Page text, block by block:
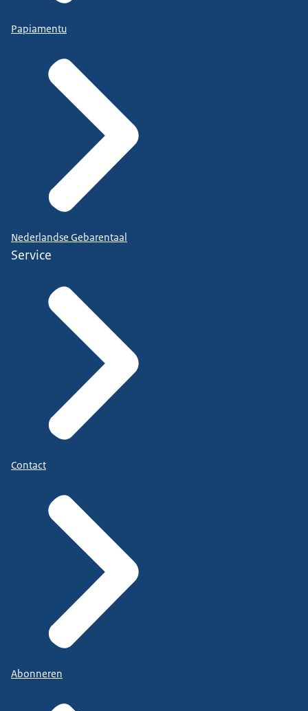
Papiamentu
Nederlandse Gebarentaal
Service
Contact
Abonneren